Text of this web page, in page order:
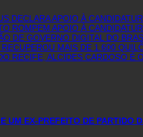
DECLARA APOIO À
ROMPEM APOIO À
DE GOVERNO DIGITAL DO
MAIS DE 1.600
RECIFE, ALCIDES CARDOSO É
UM EX-PREFEITO DE